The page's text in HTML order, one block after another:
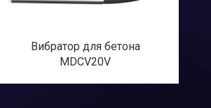
Вибратор для бетона
MDCV20V